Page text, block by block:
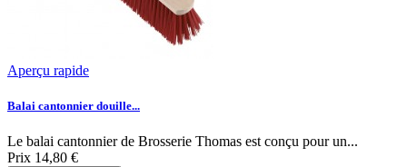
Aperçu rapide
Balai cantonnier douille...
Le balai cantonnier de Brosserie Thomas est conçu pour un...
Prix 14,80 €